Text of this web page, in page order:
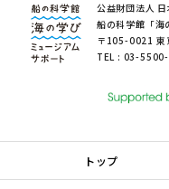
公益財団法人
船の科学館「海
〒105-0021 東
TEL : 03-
トップ